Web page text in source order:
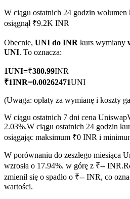
TradFi
towary
Kontrakty futures
W ciągu ostatnich 24 godzin
osiągnął ₹9.2K INR
Obecnie, UNI do INR kurs wymiany
UNI. To oznacza:
1UNI=₹380.99INR
₹1INR=0.00262471UNI
(Uwaga: opłaty za wymianę i koszty
W ciągu ostatnich 7 dni cena
2.03%.W ciągu ostatnich 24 godzin
osiągając maksimum ₹0 INR i
W porównaniu do zeszłego miesiąca
wzrosła o 17.94%. w górę z ₹-- INR.
zmienił się o spadło o ₹-- INR, co
wartości.